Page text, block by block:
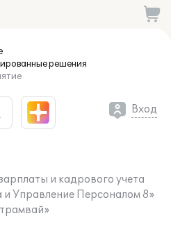
решения
Вход
и кадрового учета
Управление Персоналом 8»